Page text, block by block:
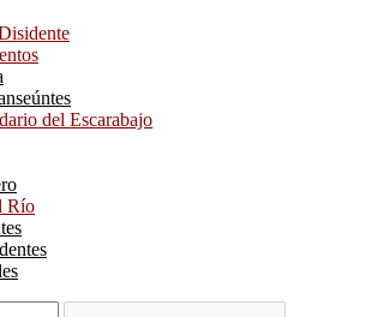
del Escarabajo
Río